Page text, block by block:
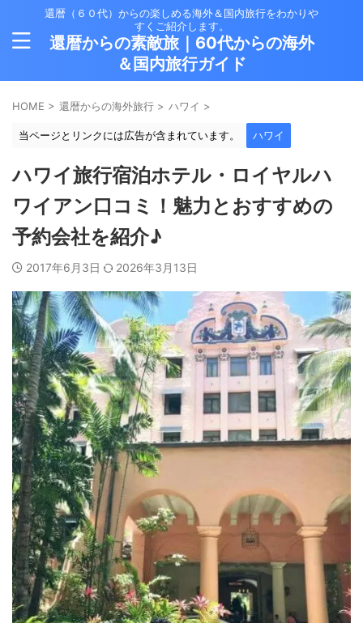
還暦（６０代）からの楽しめる海外＆国内旅行をわかりや
すくご紹介します。
還暦からの素敵旅｜60代からの海外
＆国内旅行ガイド
HOME > 還暦からの海外旅行 > ハワイ >
当ページとリンクには広告が含まれています。 ハワイ
ハワイ旅行宿泊ホテル・ロイヤルハ
ワイアン口コミ！魅力とおすすめの
予約会社を紹介♪
2017年6月3日 2026年3月13日